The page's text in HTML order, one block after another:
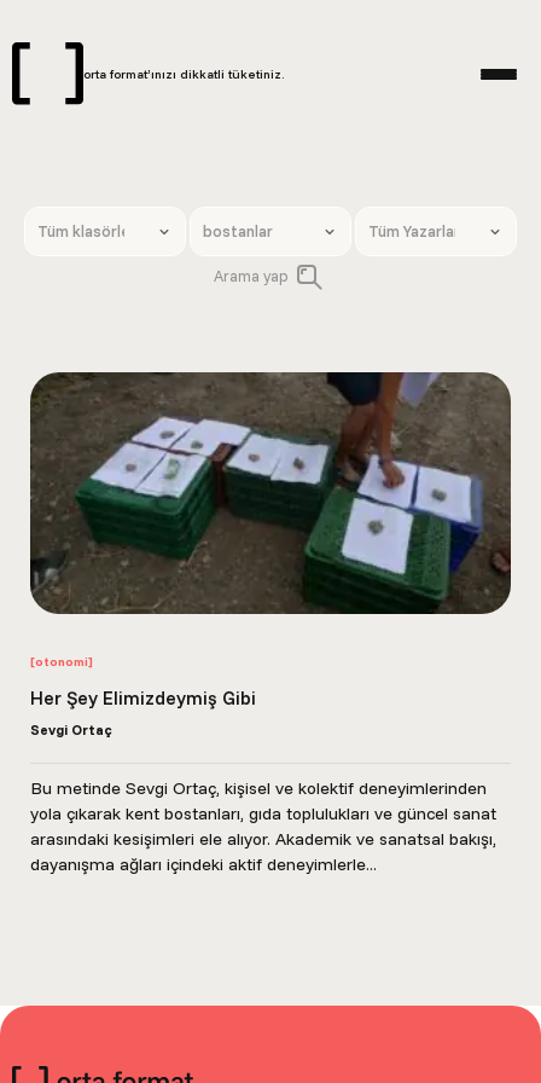
orta format’ınızı dikkatli tüketiniz.
Arama yap
[otonomi]
Her Şey Elimizdeymiş Gibi
Sevgi Ortaç
Bu metinde Sevgi Ortaç, kişisel ve kolektif deneyimlerinden
yola çıkarak kent bostanları, gıda toplulukları ve güncel sanat
arasındaki kesişimleri ele alıyor. Akademik ve sanatsal bakışı,
dayanışma ağları içindeki aktif deneyimlerle...